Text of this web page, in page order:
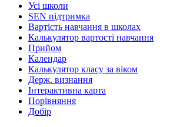
Усі школи
SEN підтримка
Вартість навчання в школах
Калькулятор вартості навчання
Прийом
Календар
Калькулятор класу за віком
Держ. визнання
Інтерактивна карта
Порівняння
Добір